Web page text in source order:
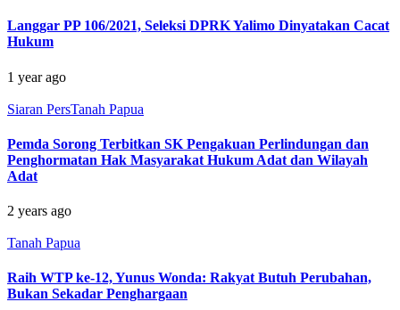
Langgar PP 106/2021, Seleksi DPRK Yalimo Dinyatakan Cacat
Hukum
1 year ago
Siaran PersTanah Papua
Pemda Sorong Terbitkan SK Pengakuan Perlindungan dan
Penghormatan Hak Masyarakat Hukum Adat dan Wilayah
Adat
2 years ago
Tanah Papua
Raih WTP ke-12, Yunus Wonda: Rakyat Butuh Perubahan,
Bukan Sekadar Penghargaan